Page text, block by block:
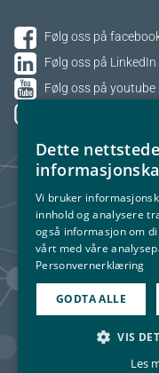
Følg oss på
Følg oss på LinkedIn
Følg oss på youtube
Dette
Vi bruker
innhold og analysere
også informasjon om
vårt med våre
Personvernerklæring
GODTA ALLE
VIS
Les